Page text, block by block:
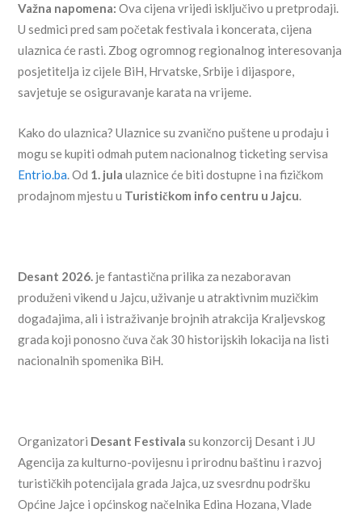
Važna napomena: Ova cijena vrijedi isključivo u pretprodaji.
U sedmici pred sam početak festivala i koncerata, cijena
ulaznica će rasti. Zbog ogromnog regionalnog interesovanja
posjetitelja iz cijele BiH, Hrvatske, Srbije i dijaspore,
savjetuje se osiguravanje karata na vrijeme.
Kako do ulaznica? Ulaznice su zvanično puštene u prodaju i
mogu se kupiti odmah putem nacionalnog ticketing servisa
Entrio.ba. Od 1. jula ulaznice će biti dostupne i na fizičkom
prodajnom mjestu u Turističkom info centru u Jajcu.
Desant 2026. je fantastična prilika za nezaboravan
produženi vikend u Jajcu, uživanje u atraktivnim muzičkim
događajima, ali i istraživanje brojnih atrakcija Kraljevskog
grada koji ponosno čuva čak 30 historijskih lokacija na listi
nacionalnih spomenika BiH.
Organizatori Desant Festivala su konzorcij Desant i JU
Agencija za kulturno-povijesnu i prirodnu baštinu i razvoj
turističkih potencijala grada Jajca, uz svesrdnu podršku
Općine Jajce i općinskog načelnika Edina Hozana, Vlade